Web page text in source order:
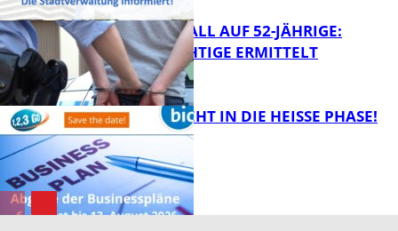
FB Kultur
FB News
RAUBÜBERFALL AUF 52-JÄHRIGE:
TATVERDÄCHTIGE ERMITTELT
1,2,3 GO® GEHT IN DIE HEISSE PHASE!